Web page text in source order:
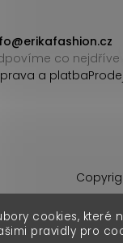
cookies, které
pravidly pro
@erikafashion.cz
co nejdříve
a platba